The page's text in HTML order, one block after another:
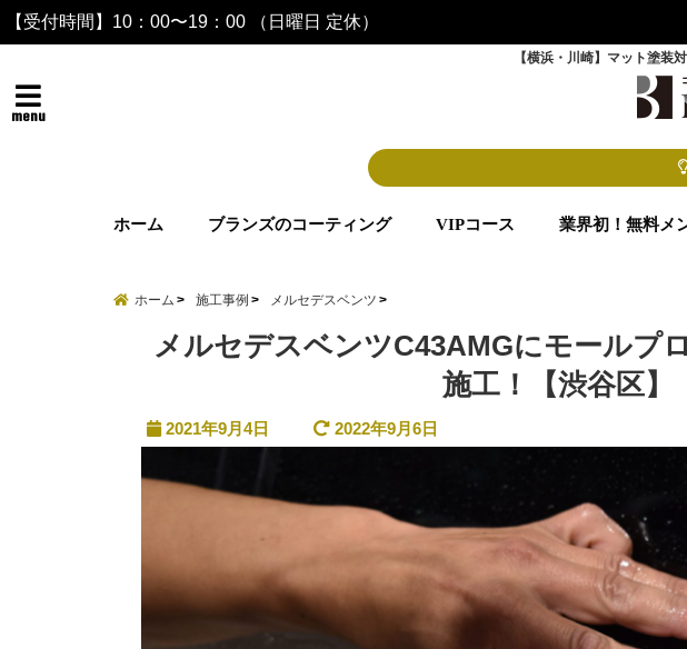
【受付時間】10：00〜19：00 （日曜日 定休）
【横浜・川崎】マット塗装
menu
ホーム ブランズのコーティング VIPコース 業界初！無料メ
ホーム 施工事例 メルセデスベンツ
メルセデスベンツC43AMGにモールプ
施工！【渋谷区】
2021年9月4日 2022年9月6日